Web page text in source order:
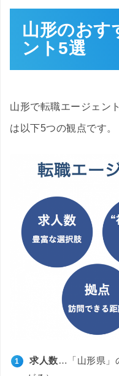
山形のおす
ント5選
山形で転職エージェン
は以下5つの観点です。
求人数…「山形県」